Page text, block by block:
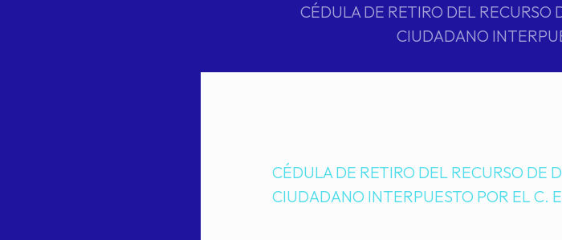
CÉDULA DE RETIRO DEL
CIUDADANO
CÉDULA DE RETIRO DEL RECURSO DE
CIUDADANO INTERPUESTO POR EL C.